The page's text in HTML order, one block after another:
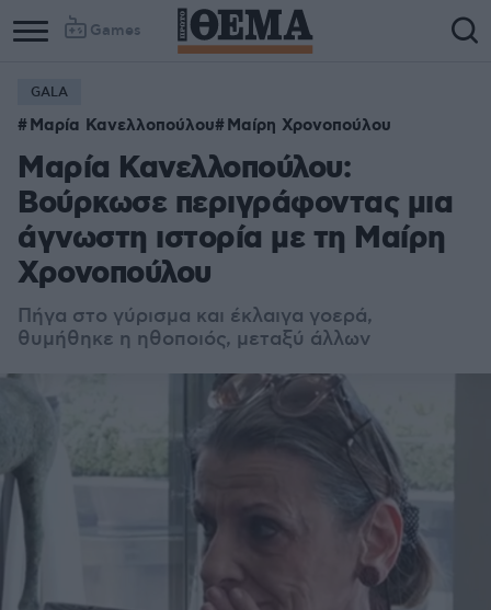
Games
GALA
Μαρία Κανελλοπούλου Μαίρη Χρονοπούλου
Μαρία Κανελλοπούλου:
Βούρκωσε περιγράφοντας μια
άγνωστη ιστορία με τη Μαίρη
Χρονοπούλου
Πήγα στο γύρισμα και έκλαιγα γοερά,
θυμήθηκε η ηθοποιός, μεταξύ άλλων